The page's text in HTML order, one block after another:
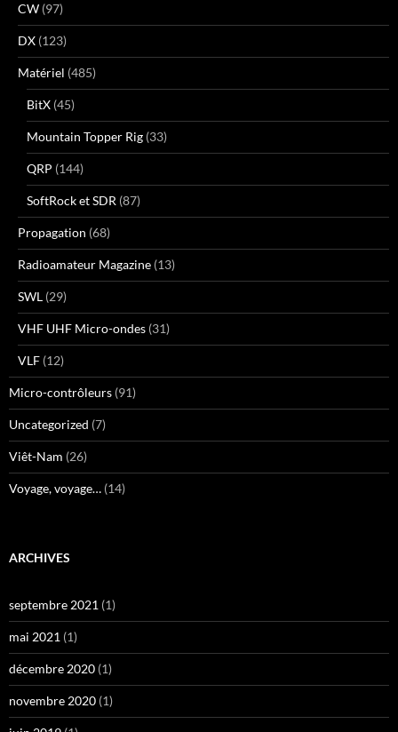
CW (97)
DX (123)
Matériel (485)
BitX (45)
Mountain Topper Rig (33)
QRP (144)
SoftRock et SDR (87)
Propagation (68)
Radioamateur Magazine (13)
SWL (29)
VHF UHF Micro-ondes (31)
VLF (12)
Micro-contrôleurs (91)
Uncategorized (7)
Viêt-Nam (26)
Voyage, voyage… (14)
ARCHIVES
septembre 2021 (1)
mai 2021 (1)
décembre 2020 (1)
novembre 2020 (1)